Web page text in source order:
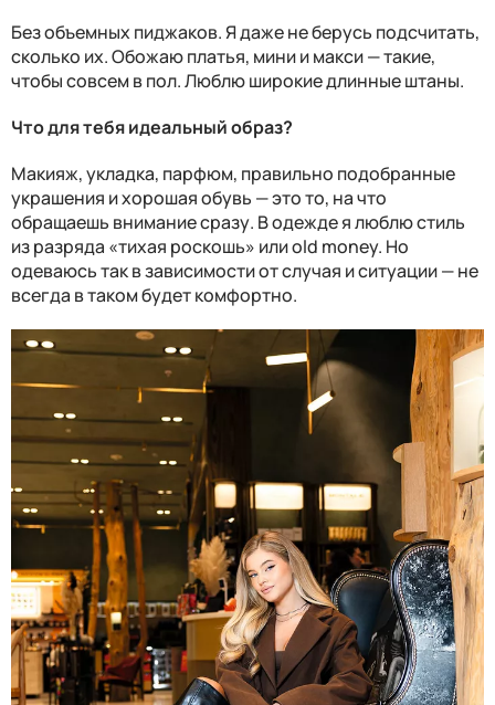
Без объемных пиджаков. Я даже не берусь подсчитать,
сколько их. Обожаю платья, мини и макси — такие,
чтобы совсем в пол. Люблю широкие длинные штаны.
Что для тебя идеальный образ?
Макияж, укладка, парфюм, правильно подобранные
украшения и хорошая обувь — это то, на что
обращаешь внимание сразу. В одежде я люблю стиль
из разряда «тихая роскошь» или old money. Но
одеваюсь так в зависимости от случая и ситуации — не
всегда в таком будет комфортно.